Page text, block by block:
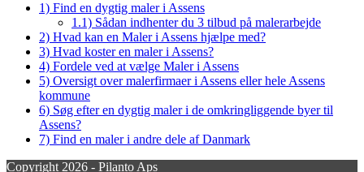
1) Find en dygtig maler i Assens
1.1) Sådan indhenter du 3 tilbud på malerarbejde
2) Hvad kan en Maler i Assens hjælpe med?
3) Hvad koster en maler i Assens?
4) Fordele ved at vælge Maler i Assens
5) Oversigt over malerfirmaer i Assens eller hele Assens
kommune
6) Søg efter en dygtig maler i de omkringliggende byer til
Assens?
7) Find en maler i andre dele af Danmark
Copyright 2026 - Pilanto Aps